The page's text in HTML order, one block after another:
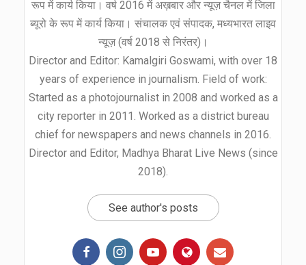
रूप में कार्य किया। वर्ष 2016 में अख़बार और न्यूज़ चैनल में जिला
ब्यूरो के रूप में कार्य किया। संचालक एवं संपादक, मध्यभारत लाइव
न्यूज़ (वर्ष 2018 से निरंतर)।
Director and Editor: Kamalgiri Goswami, with over 18
years of experience in journalism. Field of work:
Started as a photojournalist in 2008 and worked as a
city reporter in 2011. Worked as a district bureau
chief for newspapers and news channels in 2016.
Director and Editor, Madhya Bharat Live News (since
2018).
See author's posts